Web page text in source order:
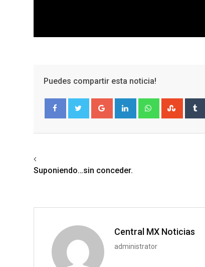
Puedes compartir esta noticia!
Google+ LinkedIn Whatsapp
Suponiendo…sin conceder.
Central MX Noticias
administrator